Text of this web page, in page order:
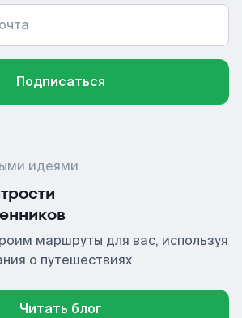
Подписаться
идеями
маршруты для вас, используя
о путешествиях
Читать блог